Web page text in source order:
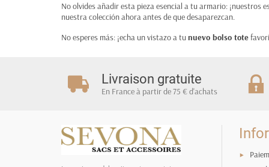
No olvides añadir esta pieza esencial a tu armario: ¡nuestros
nuestra colección ahora antes de que desaparezcan.
No esperes más: ¡echa un vistazo a tunuevo bolso tote
Livraison gratuite
En France à partir de 75 € d'achats